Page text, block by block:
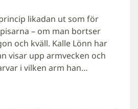
likadan ut som för
– om man bortser
och kväll. Kalle Lönn har
visar upp armvecken och
i vilken arm han…